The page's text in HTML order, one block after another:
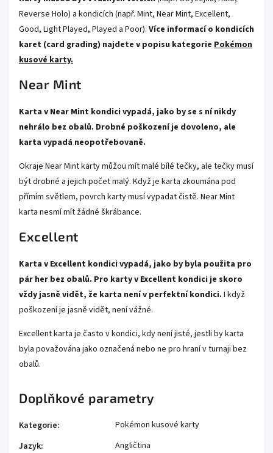
Reverse Holo) a kondicích (např. Mint, Near Mint, Excellent,
Good, Light Played, Played a Poor). Více informací o kondicích
karet (card grading) najdete v popisu kategorie Pokémon
kusové karty.
Near Mint
Karta v Near Mint kondici vypadá, jako by se s ní nikdy
nehrálo bez obalů. Drobné poškození je dovoleno, ale
karta vypadá neopotřebovaně.
Okraje Near Mint karty můžou mít malé bílé tečky, ale tečky musí
být drobné a jejich počet malý. Když je karta zkoumána pod
přímím světlem, povrch karty musí vypadat čistě. Near Mint
karta nesmí mít žádné škrábance.
Excellent
Karta v Excellent kondici vypadá, jako by byla použita pro
pár her bez obalů. Pro karty v Excellent kondici je skoro
vždy jasně vidět, že karta není v perfektní kondici. I když
poškození je jasně vidět, není vážné.
Excellent karta je často v kondici, kdy není jisté, jestli by karta
byla považována jako označená nebo ne pro hraní v turnaji bez
obalů.
Doplňkové parametry
Kategorie:
Pokémon kusové karty
Jazyk:
Angličtina